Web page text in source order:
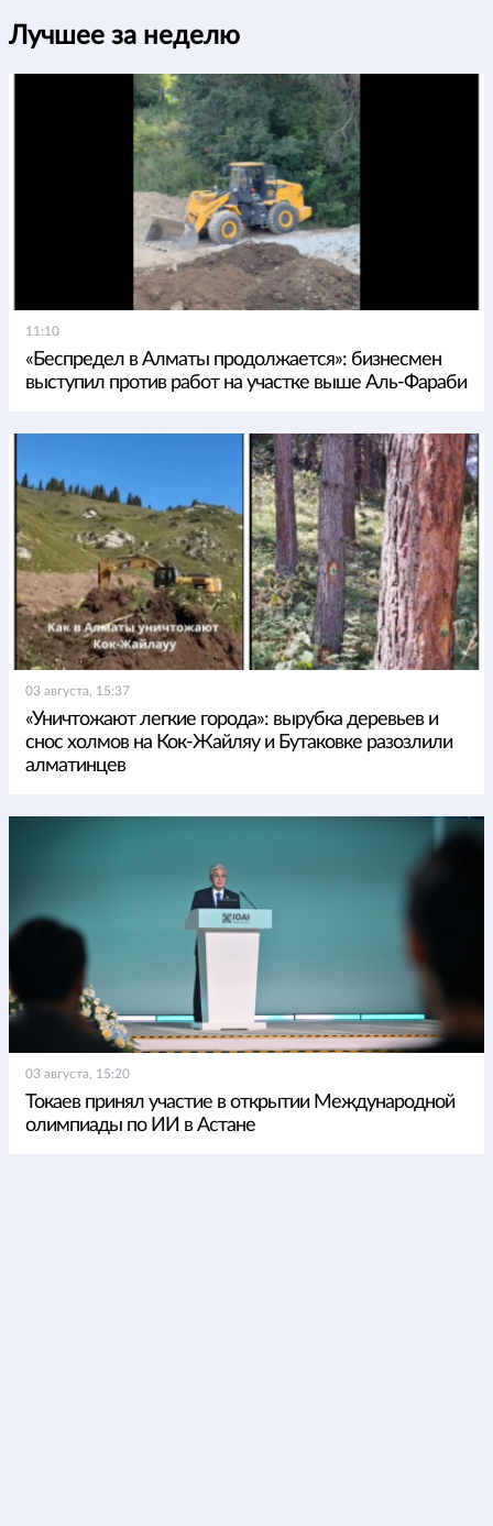
Лучшее за неделю
11:10
«Беспредел в Алматы продолжается»: бизнесмен
выступил против работ на участке выше Аль-Фараби
03 августа, 15:37
«Уничтожают легкие города»: вырубка деревьев и
снос холмов на Кок-Жайляу и Бутаковке разозлили
алматинцев
03 августа, 15:20
Токаев принял участие в открытии Международной
олимпиады по ИИ в Астане